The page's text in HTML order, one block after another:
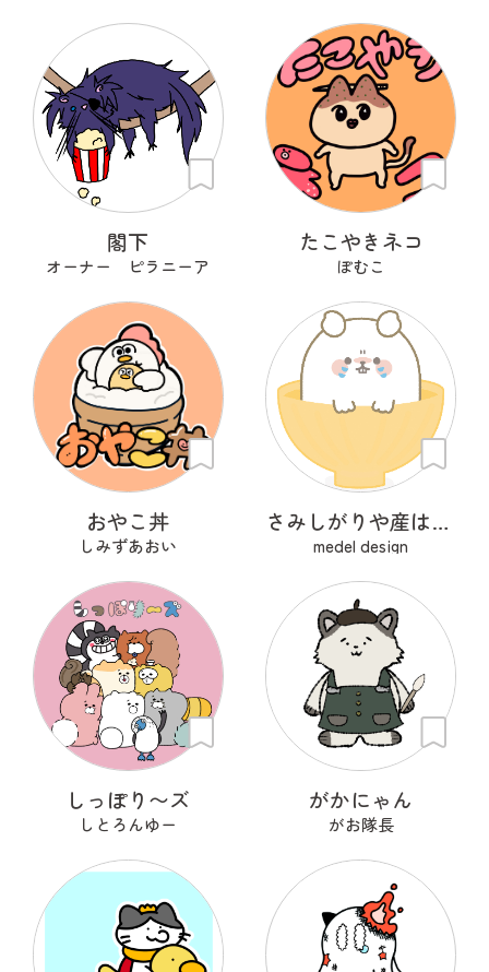
閣下
オーナー ピラニーア
たこやきネコ
ぽむこ
おやこ丼
しみずあおい
さみしがりや産はんちゃん
medel design
しっぽり〜ズ
しとろんゆー
がかにゃん
がお隊長